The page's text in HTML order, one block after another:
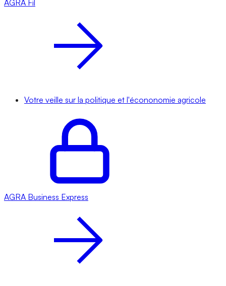
AGRA Fil
Votre veille sur la politique et l'écononomie agricole
AGRA Business Express